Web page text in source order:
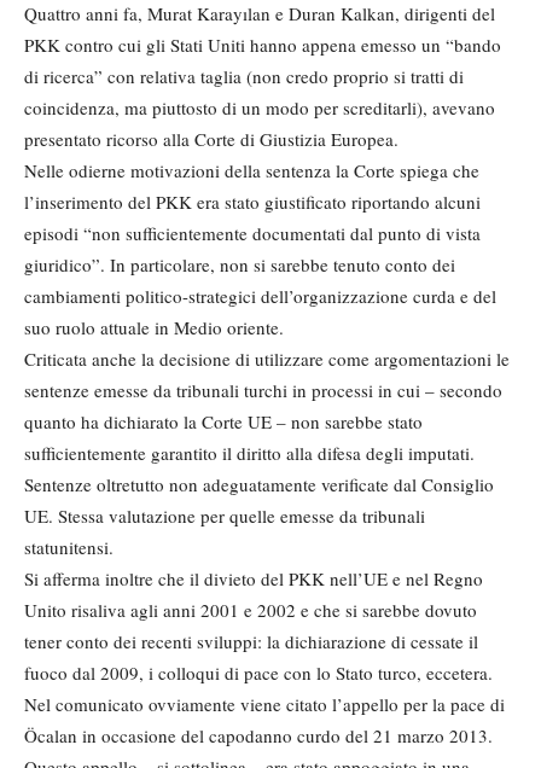
Quattro anni fa, Murat Karayılan e Duran Kalkan, dirigenti del
PKK contro cui gli Stati Uniti hanno appena emesso un “bando
di ricerca” con relativa taglia (non credo proprio si tratti di
coincidenza, ma piuttosto di un modo per screditarli), avevano
presentato ricorso alla Corte di Giustizia Europea.
Nelle odierne motivazioni della sentenza la Corte spiega che
l’inserimento del PKK era stato giustificato riportando alcuni
episodi “non sufficientemente documentati dal punto di vista
giuridico”. In particolare, non si sarebbe tenuto conto dei
cambiamenti politico-strategici dell’organizzazione curda e del
suo ruolo attuale in Medio oriente.
Criticata anche la decisione di utilizzare come argomentazioni le
sentenze emesse da tribunali turchi in processi in cui – secondo
quanto ha dichiarato la Corte UE – non sarebbe stato
sufficientemente garantito il diritto alla difesa degli imputati.
Sentenze oltretutto non adeguatamente verificate dal Consiglio
UE. Stessa valutazione per quelle emesse da tribunali
statunitensi.
Si afferma inoltre che il divieto del PKK nell’UE e nel Regno
Unito risaliva agli anni 2001 e 2002 e che si sarebbe dovuto
tener conto dei recenti sviluppi: la dichiarazione di cessate il
fuoco dal 2009, i colloqui di pace con lo Stato turco, eccetera.
Nel comunicato ovviamente viene citato l’appello per la pace di
Öcalan in occasione del capodanno curdo del 21 marzo 2013.